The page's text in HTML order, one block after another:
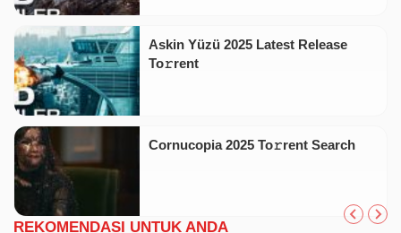
Askin Yüzü 2025 Latest Release
To𝚛rent
Cornucopia 2025 To𝚛rent Search
REKOMENDASI UNTUK ANDA